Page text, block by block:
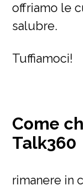
offriamo le
salubre.
Tuffiamoci!
Come
Talk360
rimanere in